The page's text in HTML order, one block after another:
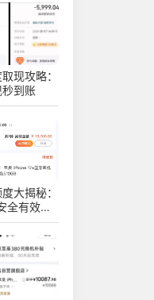
现攻略：
到账
大揭秘：
全有效地
技巧